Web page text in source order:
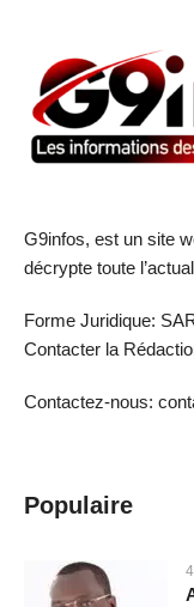
G9infos, est un site
décrypte toute
Forme Juridique:
Contacter la
Contactez-nous:
Populaire